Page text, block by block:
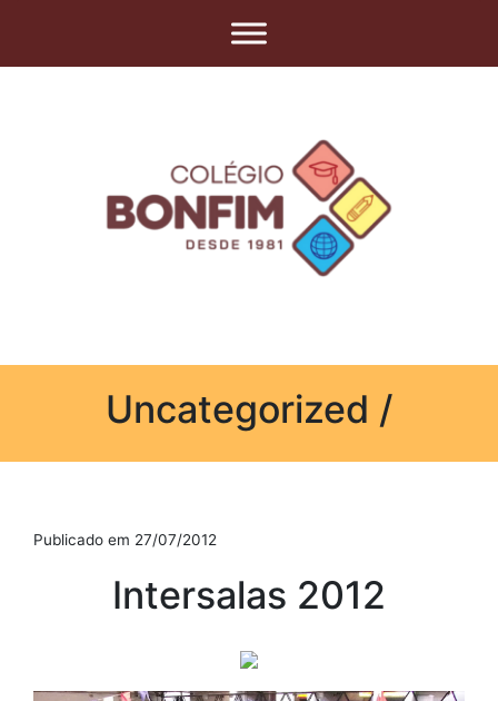
Uncategorized /
Publicado em 27/07/2012
Intersalas 2012